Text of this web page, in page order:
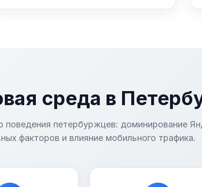
среда в
поведения петербуржцев: доминирование
факторов и влияние мобильного трафика.